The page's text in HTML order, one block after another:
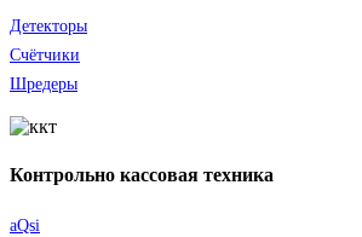
Детекторы
Счётчики
Шредеры
Контрольно кассовая техника
aQsi